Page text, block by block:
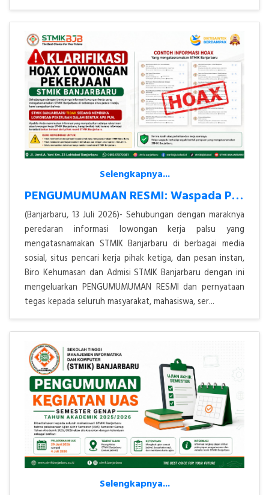
Selengkapnya...
PENGUMUMUMAN RESMI: Waspada Penipuan Lowongan Kerja Atas Nama STMIK Ba
(Banjarbaru, 13 Juli 2026)- Sehubungan dengan maraknya
peredaran informasi lowongan kerja palsu yang
mengatasnamakan STMIK Banjarbaru di berbagai media
sosial, situs pencari kerja pihak ketiga, dan pesan instan,
Biro Kehumasan dan Admisi STMIK Banjarbaru dengan ini
mengeluarkan PENGUMUMUMAN RESMI dan pernyataan
tegas kepada seluruh masyarakat, mahasiswa, ser...
Selengkapnya...